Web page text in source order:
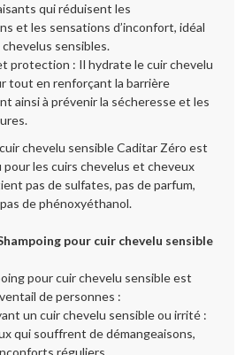
qui réduisent les
et les sensations d’inconfort, idéal
sensibles.
protection : Il hydrate le cuir chevelu
tout en renforçant la barrière
ainsi à prévenir la sécheresse et les
chevelu sensible Caditar Zéro est
pour les cuirs chevelus et cheveux
pas de sulfates, pas de parfum,
de phénoxyéthanol.
pour cuir chevelu sensible
pour cuir chevelu sensible est
de personnes :
un cuir chevelu sensible ou irrité :
qui souffrent de démangeaisons,
réguliers.